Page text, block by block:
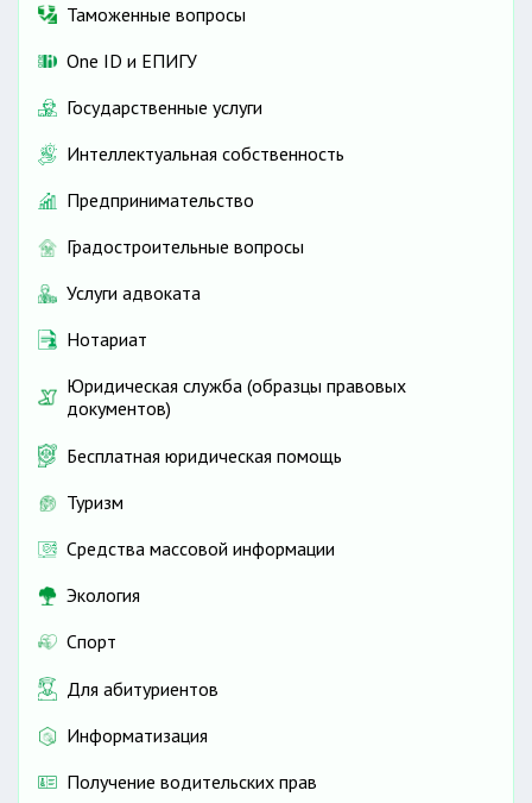
Таможенные вопросы
One ID и ЕПИГУ
Государственные услуги
Интеллектуальная собственность
Предпринимательство
Градостроительные вопросы
Услуги адвоката
Нотариат
Юридическая служба (образцы правовых
документов)
Бесплатная юридическая помощь
Туризм
Средства массовой информации
Экология
Спорт
Для абитуриентов
Информатизация
Получение водительских прав